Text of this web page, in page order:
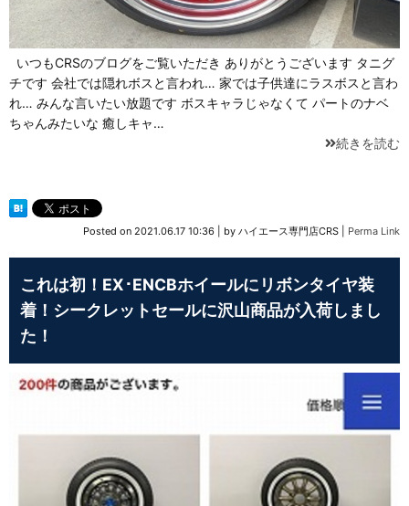
いつもCRSのブログをご覧いただき ありがとうございます タニグ
チです 会社では隠れボスと言われ… 家では子供達にラスボスと言わ
れ… みんな言いたい放題です ボスキャラじゃなくて パートのナベ
ちゃんみたいな 癒しキャ…
続きを読む
Posted on 2021.06.17 10:36 by ハイエース専門店CRS Perma Link
これは初！EX･ENCBホイールにリボンタイヤ装
着！シークレットセールに沢山商品が入荷しまし
た！